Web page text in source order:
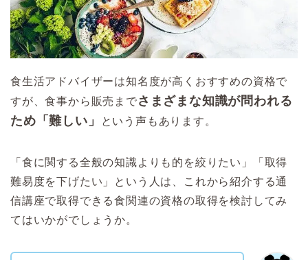
食生活アドバイザーは知名度が高くおすすめの資格で
すが、食事から販売までさまざまな知識が問われる
ため「難しい」
という声もあります。
「食に関する全般の知識よりも的を絞りたい」「取得
難易度を下げたい」という人は、これから紹介する通
信講座で取得できる食関連の資格の取得を検討してみ
てはいかがでしょうか。